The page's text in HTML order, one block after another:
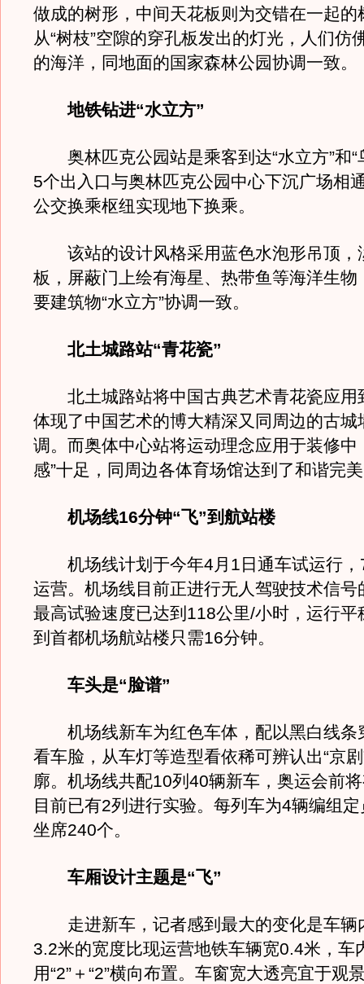
做成的树形，中间天花板则为交错在一起的
从“树枝”空隙的穿孔板发出的灯光，人们仿
的海洋，同地面的国家森林公园协调一致。
地铁钻进“水立方”
奥林匹克公园站是乘客到达“水立方”和“
5个出入口与奥林匹克公园中心下沉广场相
公交换乘枢纽实现地下换乘。
该站的设计风格采用蓝色水泡形吊顶，
板，屏蔽门上绘有海星、热带鱼等海洋生物
要建筑物“水立方”协调一致。
北土城路站“青花瓷”
北土城路站将中国古典艺术青花瓷应用
体现了中国艺术的博大精深又同周边的古城
调。而奥体中心站将运动理念应用于装修中
感”十足，同周边各体育场馆达到了和谐完
机场线16分钟“飞”到航站楼
机场线计划于今年4月1日通车试运行，
运营。机场线目前正进行无人驾驶技术信号
最高试验速度已达到118公里/小时，运行平
到首都机场航站楼只需16分钟。
车头是“脸谱”
机场线新车为红色车体，配以黑白线条
看车脸，从车灯等造型看依稀可辨认出“京
廓。机场线共配10列40辆新车，奥运会前
目前已有2列进行实验。每列车为4辆编组
坐席240个。
车厢设计主题是“飞”
走进新车，记者感到最大的变化是车辆
3.2米的宽度比现运营地铁车辆宽0.4米，车
用“2”＋“2”横向布置。车窗宽大透亮宜于观